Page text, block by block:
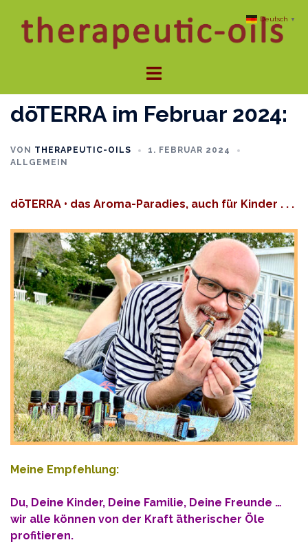
Inhalt
springen
Menü
dōTERRA im Februar 2024:
VON THERAPEUTIC-OILS
1. FEBRUAR 2024
ALLGEMEIN
dōTERRA • das Aroma-Paradies, auch für Kinder . . .
Meine Empfehlung:
Du, Deine Kinder, Deine Familie, Deine Freunde …
wir alle können von der Kraft ätherischer Öle
profitieren.
Deutsch ▼